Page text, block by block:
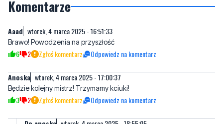
Brawo! Powodzenia na przyszłość
Anoska wtorek, 4 marca 2025 - 17:00:37
Będzie kolejny mistrz! Trzymamy kciuki!
Do anoska wtorek, 4 marca 2025 - 18:55:05
Mistrz co nie dał rady buhaha